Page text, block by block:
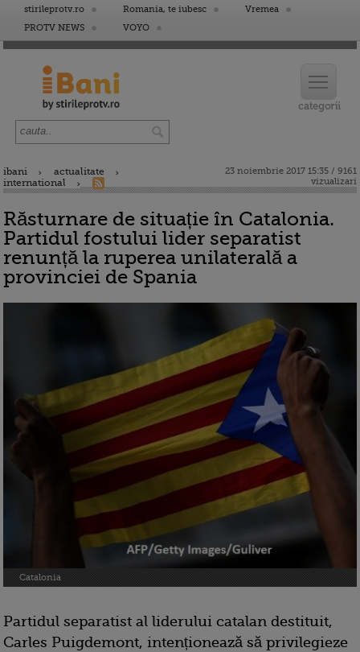
stirileprotv.ro Romania, te iubesc
Vremea
PROTV NEWS
VOYO
ibani
actualitate
international
23 noiembrie 2017 15:35 / 9161
vizualizari
Răsturnare de situație în Catalonia.
Partidul fostului lider separatist
renunță la ruperea unilaterală a
provinciei de Spania
Catalonia
Partidul separatist al liderului catalan destituit,
Carles Puigdemont, intenționează să privilegieze